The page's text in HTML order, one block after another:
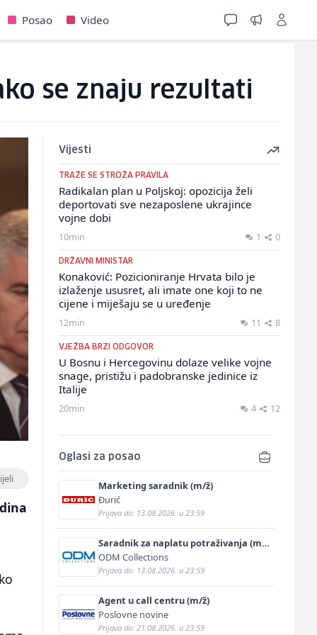
Posao Video
se znaju rezultati
Vijesti
TRAŽE SE STROŽA PRAVILA
Radikalan plan u Poljskoj: opozicija želi
deportovati sve nezaposlene ukrajince
vojne dobi
10min 1 0
DRŽAVNI MINISTAR
Konaković: Pozicioniranje Hrvata bilo je
izlaženje ususret, ali imate one koji to ne
cijene i miješaju se u uređenje
12min 11 8
VJEŽBA BRZI ODGOVOR
U Bosnu i Hercegovinu dolaze velike vojne
snage, pristižu i padobranske jedinice iz
Italije
20min 4 12
Oglasi za posao
Marketing saradnik (m/ž)
Đurić
Prijava do: 13.08.2026. u 23:59
Saradnik za naplatu potraživanja (m/
ž)
ODM Collections
Prijava do: 13.08.2026. u 23:59
Agent u call centru (m/ž)
Poslovne novine
Prijava do: 21.08.2026. u 23:59